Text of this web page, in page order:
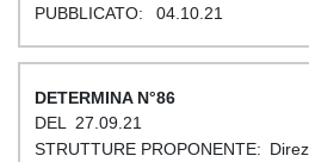
04.10.21
86
27.09.21